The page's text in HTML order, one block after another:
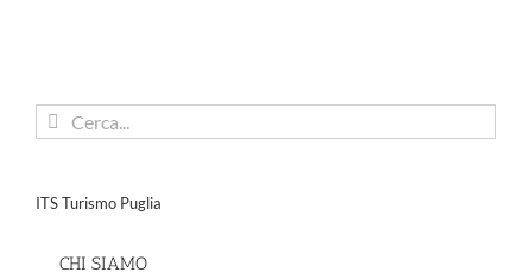
Cerca
ITS Turismo Puglia
CHI SIAMO